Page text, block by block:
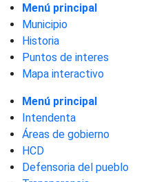
Menú principal
Municipio
Historia
Puntos de interes
Mapa interactivo
Menú principal
Intendenta
Áreas de gobierno
HCD
Defensoria del pueblo